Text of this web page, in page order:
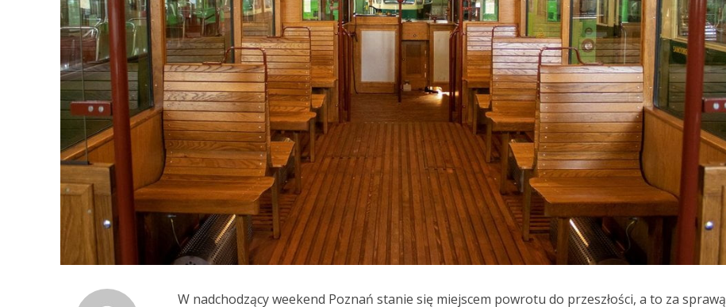
W nadchodzący weekend Poznań stanie się miejscem powrotu do przeszłości, a to za sprawą